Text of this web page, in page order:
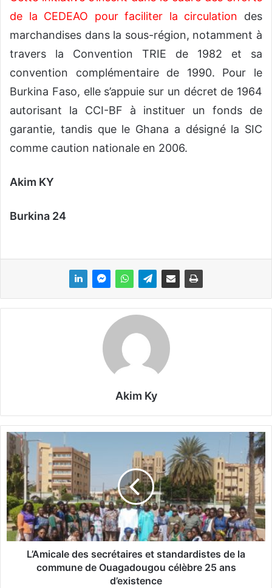
de la CEDEAO pour faciliter la circulation des
marchandises dans la sous-région, notamment à
travers la Convention TRIE de 1982 et sa
convention complémentaire de 1990. Pour le
Burkina Faso, elle s’appuie sur un décret de 1964
autorisant la CCI-BF à instituer un fonds de
garantie, tandis que le Ghana a désigné la SIC
comme caution nationale en 2006.
Akim KY
Burkina 24
Akim Ky
L
A
m
i
c
a
l
e
L’Amicale des secrétaires et standardistes de la
commune de Ouagadougou célèbre 25 ans
d’existence